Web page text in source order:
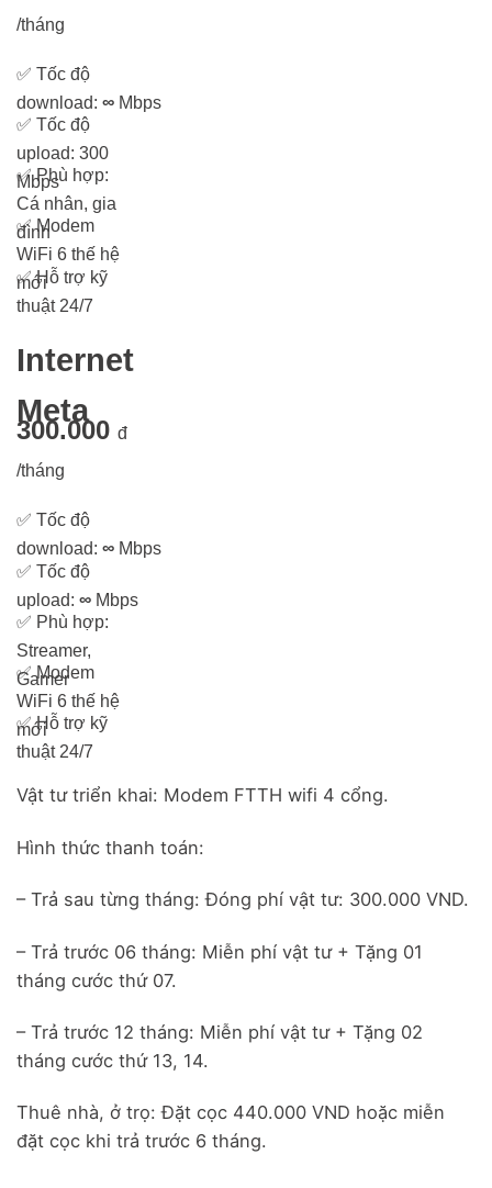
/tháng
✅ Tốc độ
download: ∞ Mbps
✅ Tốc độ
upload: 300
Mbps
✅Phù hợp:
Cá nhân, gia
đình
✅Modem
WiFi 6 thế hệ
mới
✅Hỗ trợ kỹ
thuật 24/7
Internet
Meta
300.000 đ
/tháng
✅ Tốc độ
download: ∞ Mbps
✅ Tốc độ
upload: ∞ Mbps
✅ Phù hợp:
Streamer,
Gamer
✅Modem
WiFi 6 thế hệ
mới
✅Hỗ trợ kỹ
thuật 24/7
Vật tư triển khai: Modem FTTH wifi 4 cổng.
Hình thức thanh toán:
– Trả sau từng tháng: Đóng phí vật tư: 300.000 VND.
– Trả trước 06 tháng: Miễn phí vật tư + Tặng 01
tháng cước thứ 07.
– Trả trước 12 tháng: Miễn phí vật tư + Tặng 02
tháng cước thứ 13, 14.
Thuê nhà, ở trọ: Đặt cọc 440.000 VND hoặc miễn
đặt cọc khi trả trước 6 tháng.